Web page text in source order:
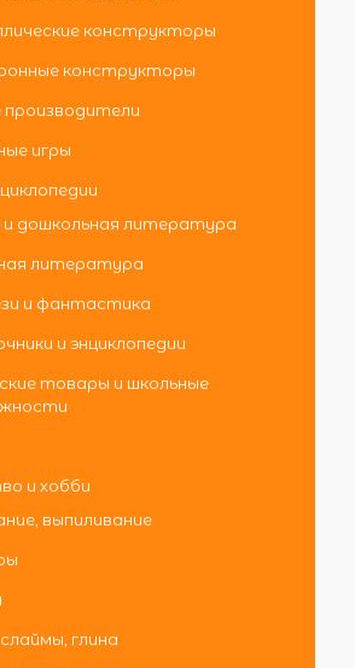
конструкторы
конструкторы
производители
игры
и дошкольная литература
литература
и фантастика
и энциклопедии
товары и школьные
и хобби
выпиливание
глина